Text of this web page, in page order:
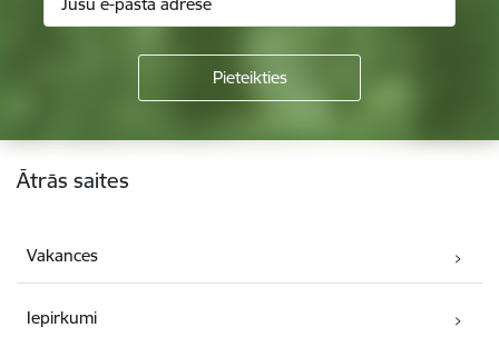
Kājene
Ātrās saites
Vakances
Iepirkumi